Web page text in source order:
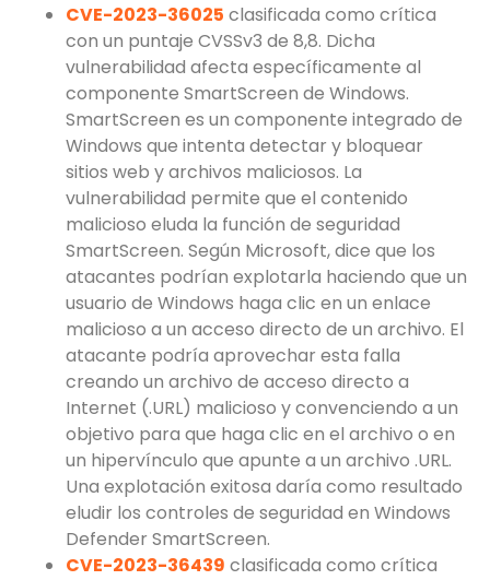
CVE-2023-36025 clasificada como crítica
con un puntaje CVSSv3 de 8,8. Dicha
vulnerabilidad afecta específicamente al
componente SmartScreen de Windows.
SmartScreen es un componente integrado de
Windows que intenta detectar y bloquear
sitios web y archivos maliciosos. La
vulnerabilidad permite que el contenido
malicioso eluda la función de seguridad
SmartScreen. Según Microsoft, dice que los
atacantes podrían explotarla haciendo que un
usuario de Windows haga clic en un enlace
malicioso a un acceso directo de un archivo. El
atacante podría aprovechar esta falla
creando un archivo de acceso directo a
Internet (.URL) malicioso y convenciendo a un
objetivo para que haga clic en el archivo o en
un hipervínculo que apunte a un archivo .URL.
Una explotación exitosa daría como resultado
eludir los controles de seguridad en Windows
Defender SmartScreen.
CVE-2023-36439 clasificada como crítica